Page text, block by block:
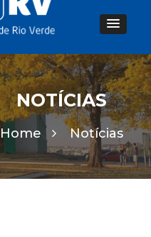
NOTÍCIAS
Home Notícias